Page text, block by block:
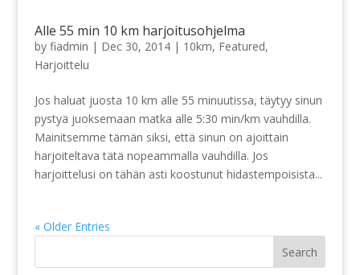
Alle 55 min 10 km harjoitusohjelma
by fiadmin | Dec 30, 2014| 10km, Featured,
Harjoittelu
Jos haluat juosta 10 km alle 55 minuutissa, täytyy sinun
pystyä juoksemaan matka alle 5:30 min/km vauhdilla.
Mainitsemme tämän siksi, että sinun on ajoittain
harjoiteltava tätä nopeammalla vauhdilla. Jos
harjoittelusi on tähän asti koostunut hidastempoisista...
« Older Entries